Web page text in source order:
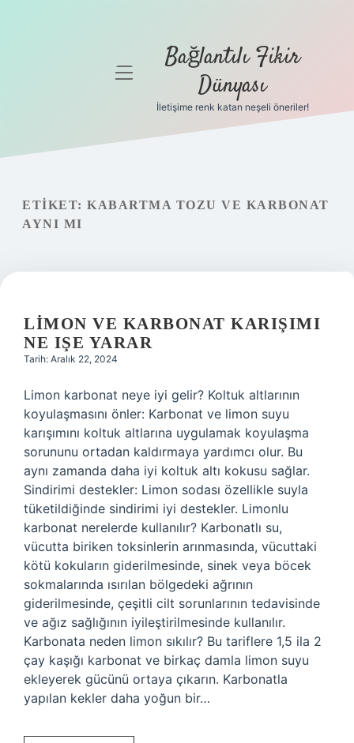
Gizlilik
Yasal Uyarı
menüyü
Bağlantılı Fikir
Dünyası
İletişime renk katan neşeli öneriler!
ETIKET: KABARTMA TOZU VE KARBONAT
AYNI MI
LIMON VE KARBONAT KARIŞIMI
NE IŞE YARAR
Tarih: Aralık 22, 2024
Limon karbonat neye iyi gelir? Koltuk altlarının
koyulaşmasını önler: Karbonat ve limon suyu
karışımını koltuk altlarına uygulamak koyulaşma
sorununu ortadan kaldırmaya yardımcı olur. Bu
aynı zamanda daha iyi koltuk altı kokusu sağlar.
Sindirimi destekler: Limon sodası özellikle suyla
tüketildiğinde sindirimi iyi destekler. Limonlu
karbonat nerelerde kullanılır? Karbonatlı su,
vücutta biriken toksinlerin arınmasında, vücuttaki
kötü kokuların giderilmesinde, sinek veya böcek
sokmalarında ısırılan bölgedeki ağrının
giderilmesinde, çeşitli cilt sorunlarının tedavisinde
ve ağız sağlığının iyileştirilmesinde kullanılır.
Karbonata neden limon sıkılır? Bu tariflere 1,5 ila 2
çay kaşığı karbonat ve birkaç damla limon suyu
ekleyerek gücünü ortaya çıkarın. Karbonatla
yapılan kekler daha yoğun bir…